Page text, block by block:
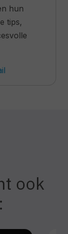
hun
tips,
ook